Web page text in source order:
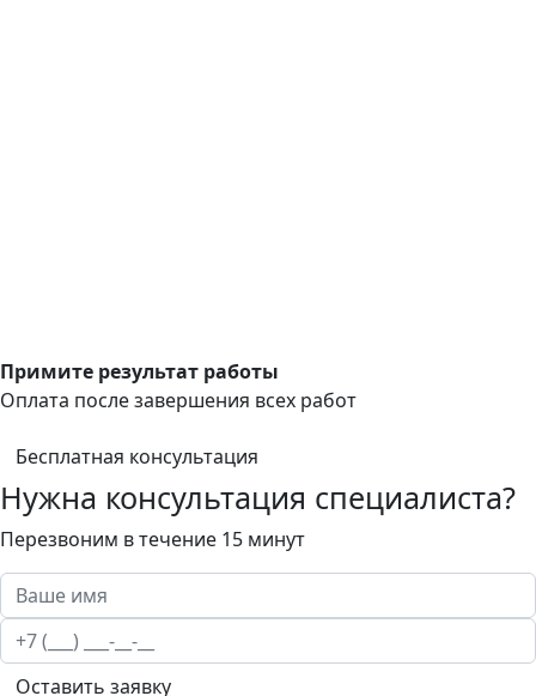
Примите результат работы
Оплата после завершения всех работ
Бесплатная консультация
Нужна консультация специалиста?
Перезвоним в течение 15 минут
Оставить заявку